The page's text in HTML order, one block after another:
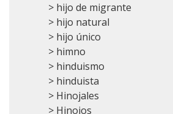
> hijo de migrante
> hijo natural
> hijo único
> himno
> hinduismo
> hinduista
> Hinojales
> Hinojos